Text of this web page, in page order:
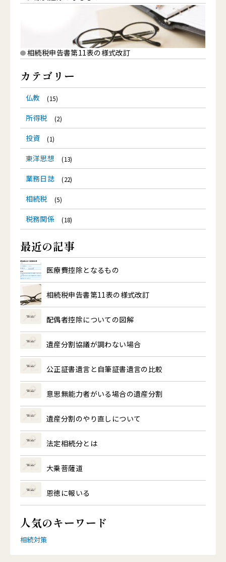
相続税申告書第11表の様式改訂
カテゴリー
仏教 (15)
所得税 (2)
投資 (1)
東洋思想 (13)
業務日誌 (22)
相続税 (5)
税務関係 (18)
最近の記事
医療費控除となるもの
相続税申告書第11表の様式改訂
配偶者控除についての図解
遺産分割協議が調わない場合
公正証書遺言と自筆証書遺言の比較
意思無能力者がいる場合の遺産分割
遺産分割のやり直しについて
法定相続分とは
大乗菩薩道
恩徳に報いる
人気のキーワード
相続対策